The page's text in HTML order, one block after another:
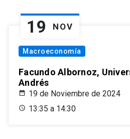
19 NOV
Macroeconomía
Facundo Albornoz,
Andrés
19 de Noviembre de 2024
13:35 a 14:30